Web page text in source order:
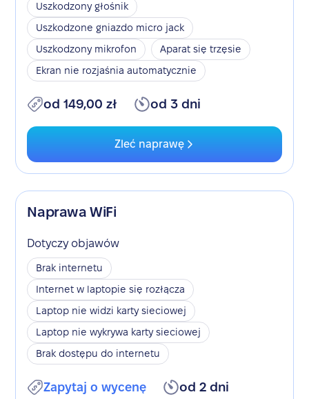
Uszkodzony głośnik
Uszkodzone gniazdo micro jack
Uszkodzony mikrofon
Aparat się trzęsie
Ekran nie rozjaśnia automatycznie
od 149,00 zł od 3 dni
Zleć naprawę
Naprawa WiFi
Dotyczy objawów
Brak internetu
Internet w laptopie się rozłącza
Laptop nie widzi karty sieciowej
Laptop nie wykrywa karty sieciowej
Brak dostępu do internetu
Zapytaj o wycenę od 2 dni